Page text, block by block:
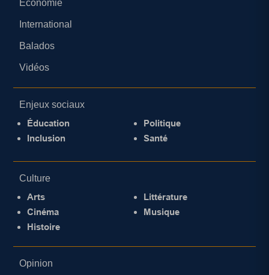
Économie
International
Balados
Vidéos
Enjeux sociaux
Éducation
Inclusion
Politique
Santé
Culture
Arts
Cinéma
Histoire
Littérature
Musique
Opinion